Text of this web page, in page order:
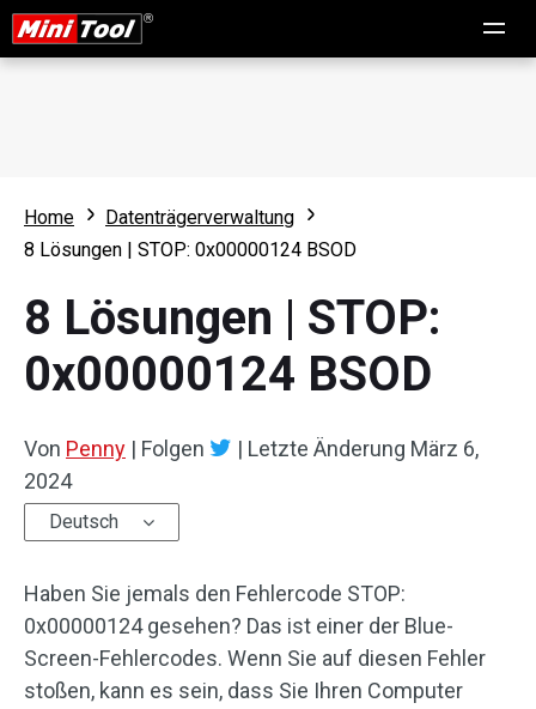
Home
Datenträgerverwaltung
8 Lösungen | STOP: 0x00000124 BSOD
8 Lösungen | STOP:
0x00000124 BSOD
Von Penny | Folgen | Letzte Änderung März 6,
2024
Deutsch
Haben Sie jemals den Fehlercode STOP:
0x00000124 gesehen? Das ist einer der Blue-
Screen-Fehlercodes. Wenn Sie auf diesen Fehler
stoßen, kann es sein, dass Sie Ihren Computer